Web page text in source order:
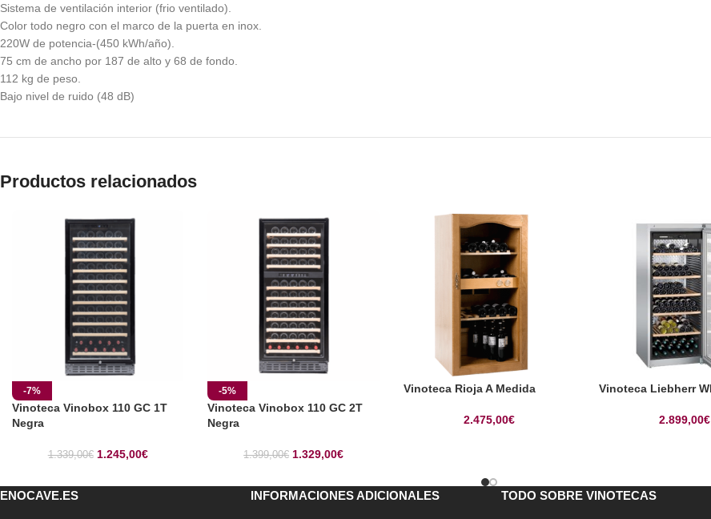
Sistema de ventilación interior (frio ventilado).
Color todo negro con el marco de la puerta en inox.
220W de potencia-(450 kWh/año).
75 cm de ancho por 187 de alto y 68 de fondo.
112 kg de peso.
Bajo nivel de ruido (48 dB)
Productos relacionados
-7%
Vinoteca Vinobox 110 GC 1T
Negra
1.339,00€ 1.245,00€
-5%
Vinoteca Vinobox 110 GC 2T
Negra
1.399,00€ 1.329,00€
Vinoteca Rioja A Medida
2.475,00€
Vinoteca Liebherr
2.899,00€
ENOCAVE.ES INFORMACIONES ADICIONALES TODO SOBRE VINOTECAS